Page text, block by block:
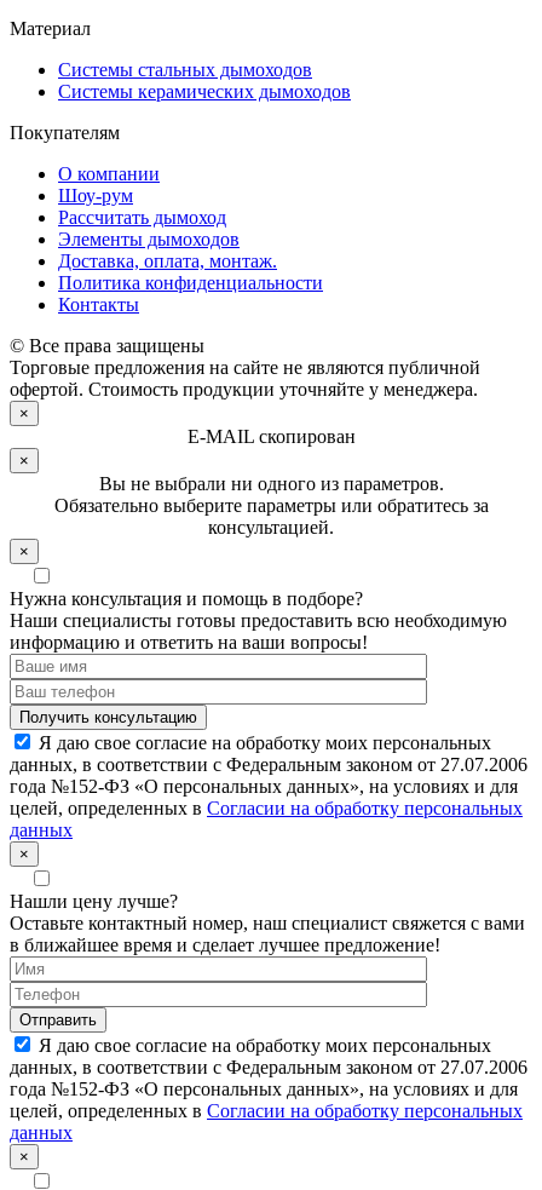
Материал
Системы стальных дымоходов
Системы керамических дымоходов
Покупателям
О компании
Шоу-рум
Рассчитать дымоход
Элементы дымоходов
Доставка, оплата, монтаж.
Политика конфиденциальности
Контакты
© Все права защищены
Торговые предложения на сайте не являются публичной
офертой. Стоимость продукции уточняйте у менеджера.
×
E-MAIL скопирован
×
Вы не выбрали ни одного из параметров.
Обязательно выберите параметры или обратитесь за
консультацией.
×
Нужна консультация и помощь в подборе?
Наши специалисты готовы предоставить всю необходимую
информацию и ответить на ваши вопросы!
Я даю свое согласие на обработку моих персональных
данных, в соответствии с Федеральным законом от 27.07.2006
года №152-ФЗ «О персональных данных», на условиях и для
целей, определенных в Согласии на обработку персональных
данных
×
Нашли цену лучше?
Оставьте контактный номер, наш специалист свяжется с вами
в ближайшее время и сделает лучшее предложение!
Я даю свое согласие на обработку моих персональных
данных, в соответствии с Федеральным законом от 27.07.2006
года №152-ФЗ «О персональных данных», на условиях и для
целей, определенных в Согласии на обработку персональных
данных
×